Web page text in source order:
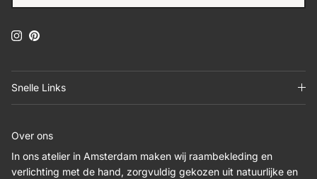
Instagram
Pinterest
Snelle Links
Over ons
In ons atelier in Amsterdam maken wij raambekleding en
verlichting met de hand, zorgvuldig gekozen uit natuurlijke en